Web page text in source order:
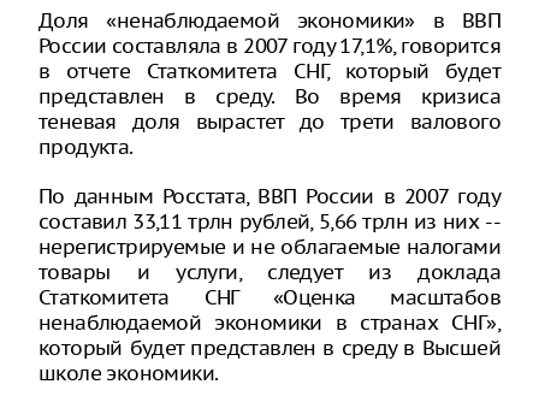
Доля «ненаблюдаемой экономики» в ВВП
России составляла в 2007 году 17,1%, говорится
в отчете Статкомитета СНГ, который будет
представлен в среду. Во время кризиса
теневая доля вырастет до трети валового
продукта.
По данным Росстата, ВВП России в 2007 году
составил 33,11 трлн рублей, 5,66 трлн из них --
нерегистрируемые и не облагаемые налогами
товары и услуги, следует из доклада
Статкомитета СНГ «Оценка масштабов
ненаблюдаемой экономики в странах СНГ»,
который будет представлен в среду в Высшей
школе экономики.